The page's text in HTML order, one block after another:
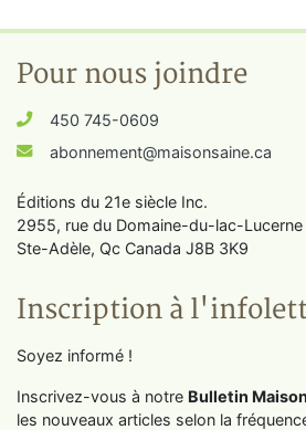
Pour nous joindre
450 745-0609
abonnement@maisonsaine.ca
Éditions du 21e siècle Inc.
2955, rue du Domaine-du-lac-Lucerne
Ste-Adèle, Qc Canada J8B 3K9
Inscription à
Soyez informé !
Inscrivez-vous à notre Bulletin
les nouveaux articles selon la